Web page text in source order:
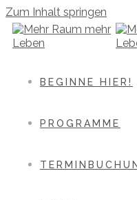
Zum Inhalt springen
BEGINNE HIER!
PROGRAMME